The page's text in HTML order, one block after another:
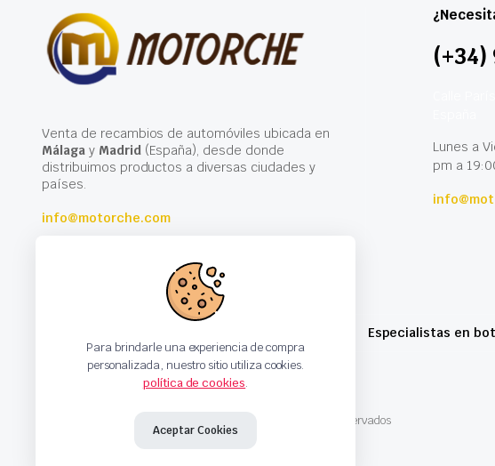
Venta de recambios de automóviles ubicada en
Málagay Madrid(España), desde donde
distribuimos productos a diversas ciudades y
países.
info@motorche.com
(+34)
Lunes a
pm a
Especialistas en
Copyright 2024 © Motorche Autoparts. Todos los derechos reservados
Para brindarle una experiencia de compra
personalizada, nuestro sitio utiliza cookies.
política de cookies.
Aceptar Cookies